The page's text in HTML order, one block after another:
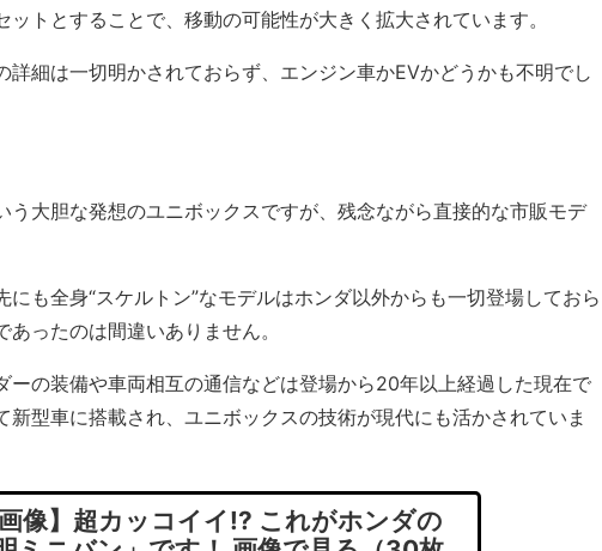
トとすることで、移動の可能性が大きく拡大されています。
細は一切明かされておらず、エンジン車かEVかどうかも不明でし
大胆な発想のユニボックスですが、残念ながら直接的な市販モデ
も全身“スケルトン”なモデルはホンダ以外からも一切登場しておら
ったのは間違いありません。
の装備や車両相互の通信などは登場から20年以上経過した現在で
新型車に搭載され、ユニボックスの技術が現代にも活かされていま
像】超カッコイイ!? これがホンダの